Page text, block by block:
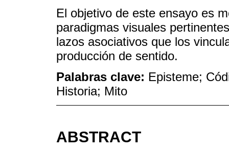
El objetivo de este ensayo es
paradigmas visuales
lazos asociativos que los
producción de sentido.
Palabras clave: Episteme;
Historia; Mito
ABSTRACT